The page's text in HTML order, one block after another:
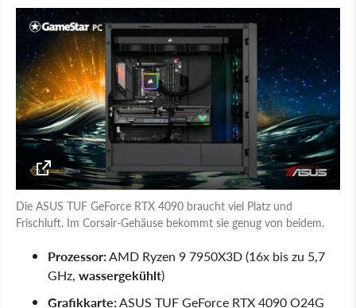
Die ASUS TUF GeForce RTX 4090 braucht viel Platz und
Frischluft. Im Corsair-Gehäuse bekommt sie genug von beidem.
Prozessor:AMD Ryzen 9 7950X3D (16x bis zu 5,7
GHz, wassergekühlt)
Grafikkarte:ASUS TUF GeForce RTX 4090 O24G